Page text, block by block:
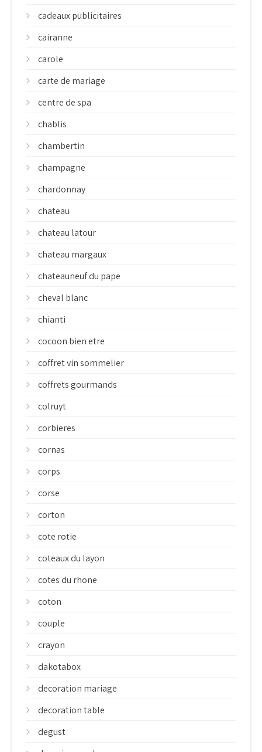
cadeaux publicitaires
cairanne
carole
carte de mariage
centre de spa
chablis
chambertin
champagne
chardonnay
chateau
chateau latour
chateau margaux
chateauneuf du pape
cheval blanc
chianti
cocoon bien etre
coffret vin sommelier
coffrets gourmands
colruyt
corbieres
cornas
corps
corse
corton
cote rotie
coteaux du layon
cotes du rhone
coton
couple
crayon
dakotabox
decoration mariage
decoration table
degust